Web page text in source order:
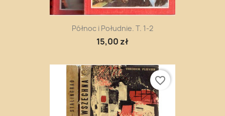
Północ i Południe. T. 1-2
15,00 zł
favorite_border